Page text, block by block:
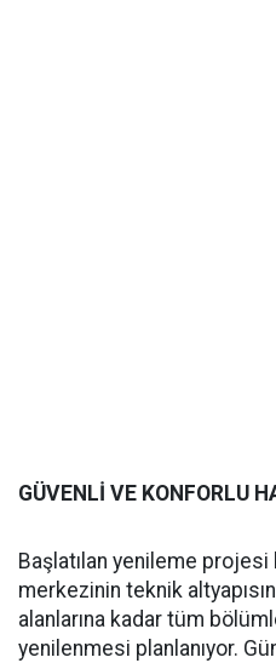
GÜVENLİ VE KONFORLU
Başlatılan yenileme projesi
merkezinin teknik
alanlarına kadar tüm
yenilenmesi planlanıyor.